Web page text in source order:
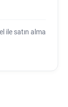
ile satın alma